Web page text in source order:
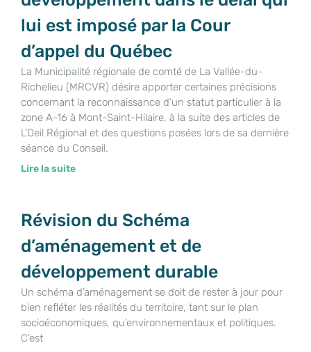
lui est imposé par la Cour
d’appel du Québec
La Municipalité régionale de comté de La Vallée-du-
Richelieu (MRCVR) désire apporter certaines précisions
concernant la reconnaissance d’un statut particulier à la
zone A-16 à Mont-Saint-Hilaire, à la suite des articles de
L’Oeil Régional et des questions posées lors de sa dernière
séance du Conseil.
Lire la suite
Révision du Schéma
d’aménagement et de
développement durable
Un schéma d’aménagement se doit de rester à jour pour
bien refléter les réalités du territoire, tant sur le plan
socioéconomiques, qu’environnementaux et politiques.
C’est